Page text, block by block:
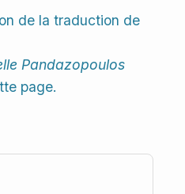
de la traduction de
Pandazopoulos
page.